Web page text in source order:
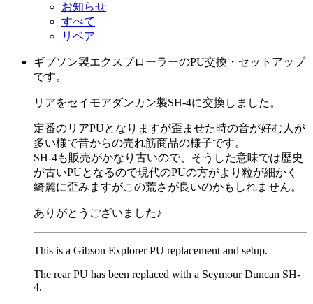
お知らせ
すべて
リペア
ギブソン製エクスプローラーのPU交換・セットアップ
です。
リアをセイモアダンカン製SH-4に交換しました。
定番のリアPUとなりますが歪ませた時の音が好む人が
多い様で昔からの売れ筋商品の様子です。
SH-4も販売がかなり古いので、そうした意味では歴史
が古いPUとなるので現代のPUの方がより粒が細かく
綺麗に歪みますがこの荒さが良いのかもしれません。
ありがとうございました♪
This is a Gibson Explorer PU replacement and setup.
The rear PU has been replaced with a Seymour Duncan SH-
4.